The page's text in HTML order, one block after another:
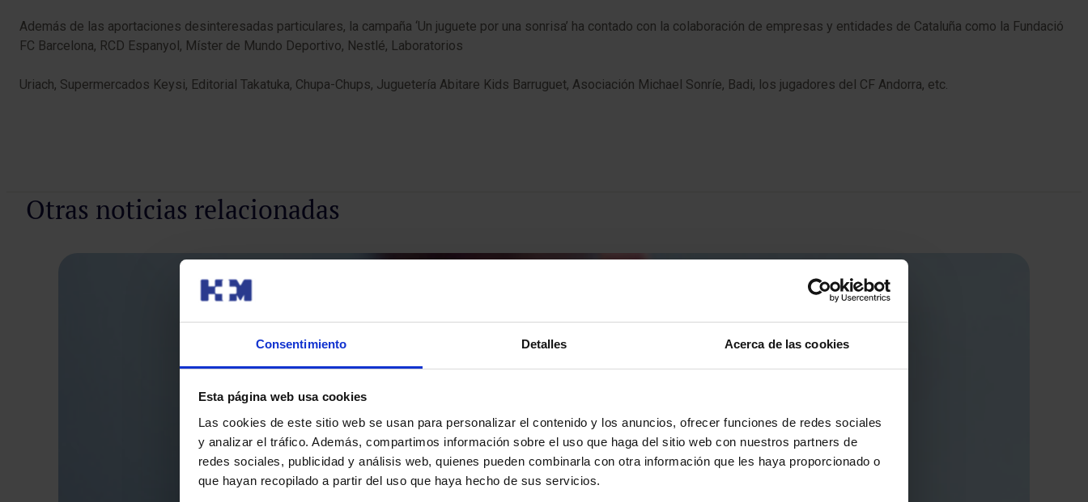
Consentimiento Detalles Acerca de las cookies
Esta página web usa cookies
Las cookies de este sitio web se usan para personalizar el contenido y los anuncios, ofrecer funciones de redes sociales
y analizar el tráfico. Además, compartimos información sobre el uso que haga del sitio web con nuestros partners de
redes sociales, publicidad y análisis web, quienes pueden combinarla con otra información que les haya proporcionado o
que hayan recopilado a partir del uso que haya hecho de sus servicios.
Además de las aportaciones desinteresadas particulares, la campaña ‘Un juguete por una sonrisa’ ha contado con la colaboración de empresas y entidades de Cataluña como la Fundació
FC Barcelona, RCD Espanyol, Míster de Mundo Deportivo, Nestlé, Laboratorios
Uriach, Supermercados Keysi, Editorial Takatuka, Chupa-Chups, Juguetería Abitare Kids Barruguet, Asociación Michael Sonríe, Badi, los jugadores del CF Andorra, etc.
Otras noticias relacionadas